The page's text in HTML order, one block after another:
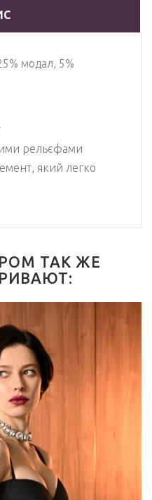
модал, 5%
рельєфами
який легко
ТАК ЖЕ